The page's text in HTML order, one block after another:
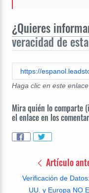
¿Quieres
veracidad de
Haga clic en este
Mira quién lo comparte
el enlace en los
Artículo
Verificación de
UU. y Europa NO